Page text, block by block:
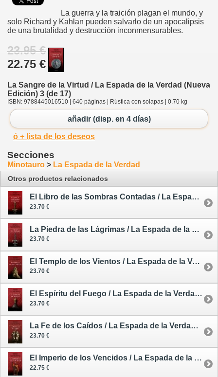
La guerra y la traición plagan el mundo, y
solo Richard y Kahlan pueden salvarlo de un apocalipsis
de una brutalidad y destrucción inconmensurables.
23.95 €
22.75 €
La Sangre de la Virtud / La Espada de la Verdad (Nueva
Edición) 3 (de 17)
ISBN: 9788445016510 | 640 páginas | Rústica con solapas | 0.70 kg
añadir (disp. en 4 días)
ó + lista de los deseos
Secciones
Minotauro > La Espada de la Verdad
Otros productos relacionados
El Libro de las Sombras Contadas / La Espada de la Verdad (Nueva Edición) 1 (de 17) - tomo único
23.70 €
La Piedra de las Lágrimas / La Espada de la Verdad (Nueva Edición) 2 (de 17)
23.70 €
El Templo de los Vientos / La Espada de la Verdad (Nueva Edición) 4 (de 17)
23.70 €
El Espíritu del Fuego / La Espada de la Verdad (Nueva Edición) 5 (de 17)
23.70 €
La Fe de los Caídos / La Espada de la Verdad (Nueva Edición) 6 (de 17)
23.70 €
El Imperio de los Vencidos / La Espada de la Verdad (Nueva Edición) 8 (de 17)
22.75 €